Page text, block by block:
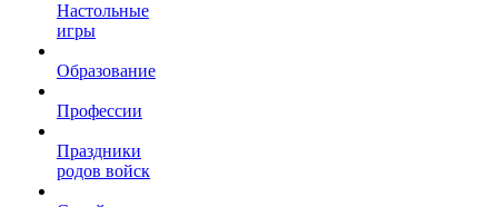
Настольные
игры
Образование
Профессии
Праздники
родов войск